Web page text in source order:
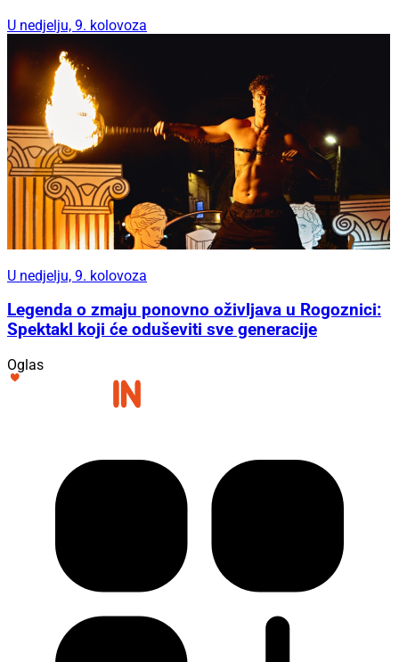
U nedjelju, 9. kolovoza
U nedjelju, 9. kolovoza
Legenda o zmaju ponovno oživljava u Rogoznici:
Spektakl koji će oduševiti sve generacije
Oglas